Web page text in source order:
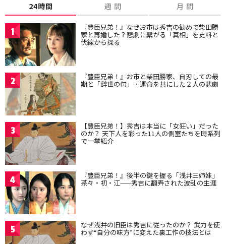
24時間 週 間 月 間
1 『豊臣兄弟！』なぜお市は秀吉の勧めで柴田勝
家と再婚した？悲劇に繋がる「真相」を史料と
伏線から探る
2 『豊臣兄弟！』お市と柴田勝家、自刃しての最
期と「辞世の句」…運命を共にした２人の悲劇
3 【豊臣兄弟！】秀吉は本当に「女狂い」だった
のか？ 天下人を彩った11人の側室たちを時系列
で一挙紹介
4 『豊臣兄弟！』後半の鍵を握る「浅井三姉妹」
茶々・初・江——秀吉に翻弄された波乱の生涯
5 なぜ浅井の旧臣は秀吉に従ったのか？ 武力を使
わず“自分の味方”に変えた裏工作の技法とは